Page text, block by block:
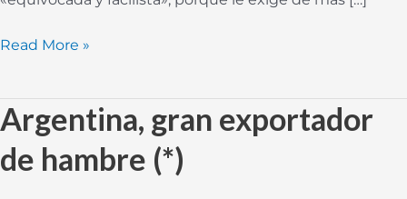
Read More »
Argentina, gran exportador
de hambre (*)
Argentina,
gran
exportador